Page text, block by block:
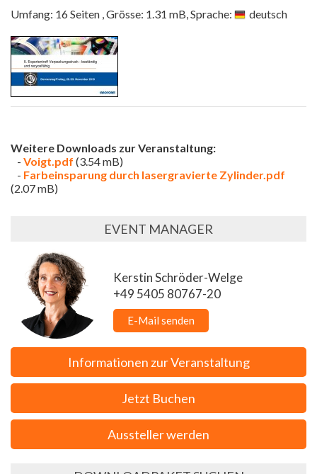
Umfang: 16 Seiten , Grösse: 1.31 mB, Sprache:
deutsch
Weitere Downloads zur Veranstaltung:
- Voigt.pdf (3.54 mB)
- Farbeinsparung durch lasergravierte Zylinder.pdf
(2.07 mB)
EVENT MANAGER
Kerstin Schröder-Welge
+49 5405 80767-20
E-Mail senden
Informationen zur Veranstaltung
Jetzt Buchen
Aussteller werden